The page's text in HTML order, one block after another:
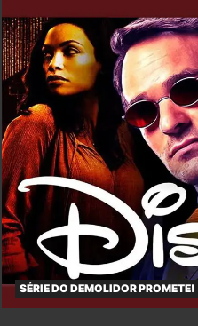
SÉRIE DO DEMOLIDOR PROMETE!